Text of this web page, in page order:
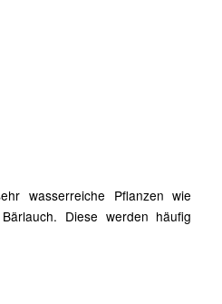
wasserreiche Pflanzen wie
Diese werden häufig